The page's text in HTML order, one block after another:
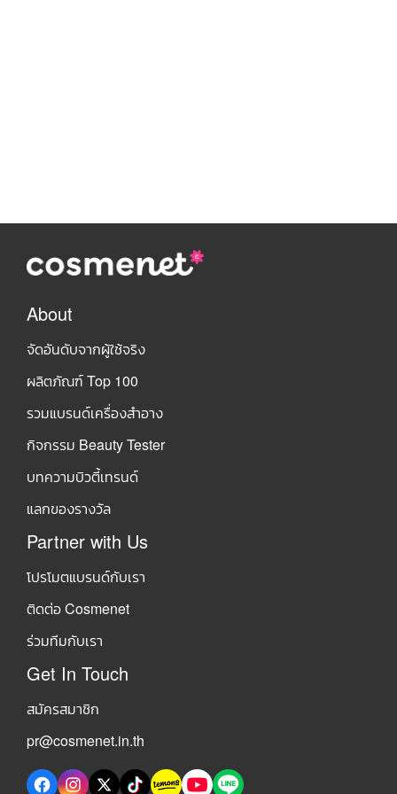
About
จัดอันดับจากผู้ใช้จริง
ผลิตภัณฑ์ Top 100
รวมแบรนด์เครื่องสำอาง
กิจกรรม Beauty Tester
บทความบิวตี้เทรนด์
แลกของรางวัล
Partner with Us
โปรโมตแบรนด์กับเรา
ติดต่อ Cosmenet
ร่วมทีมกับเรา
Get In Touch
สมัครสมาชิก
pr@cosmenet.in.th